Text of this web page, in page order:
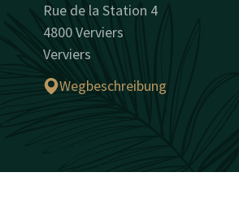
Rue de la Station 4
4800 Verviers
Verviers
Wegbeschreibung